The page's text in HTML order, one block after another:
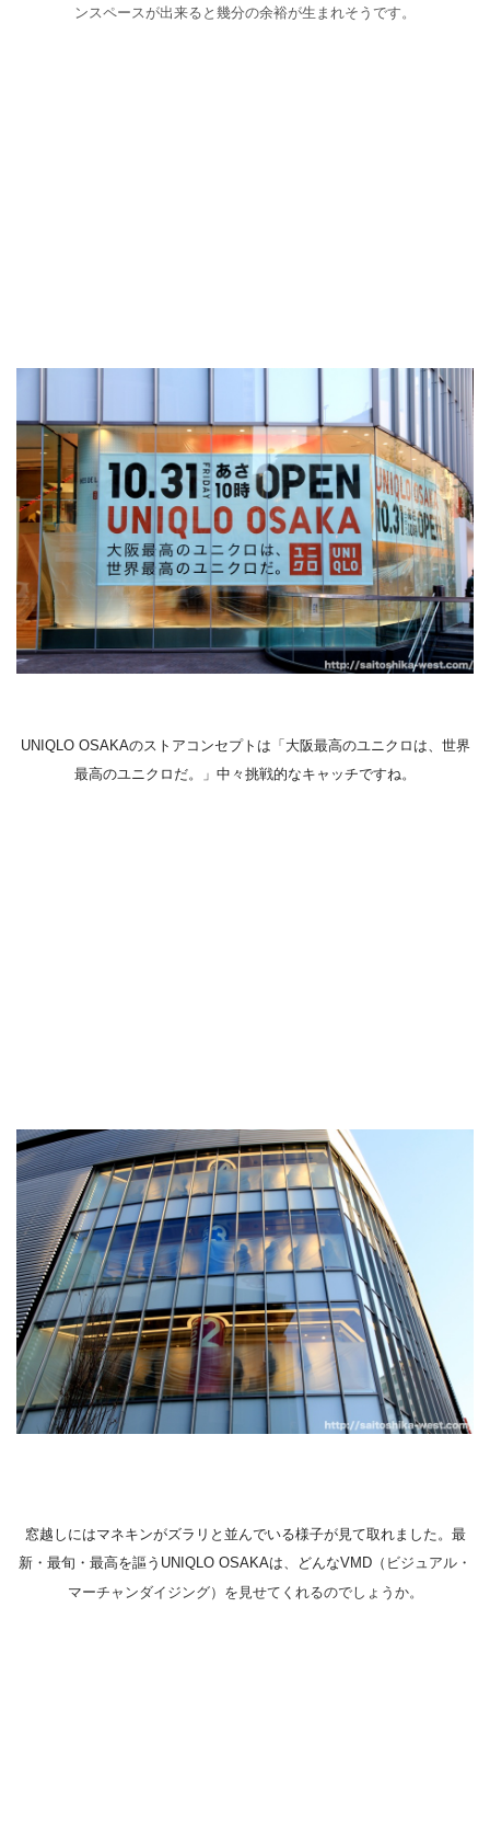
ンスペースが出来ると幾分の余裕が生まれそうです。
UNIQLO OSAKAのストアコンセプトは「大阪最高のユニクロは、世界
最高のユニクロだ。」中々挑戦的なキャッチですね。
窓越しにはマネキンがズラリと並んでいる様子が見て取れました。最
新・最旬・最高を謳うUNIQLO OSAKAは、どんなVMD（ ビジュアル・
マーチャンダイジング）を見せてくれるのでしょうか。